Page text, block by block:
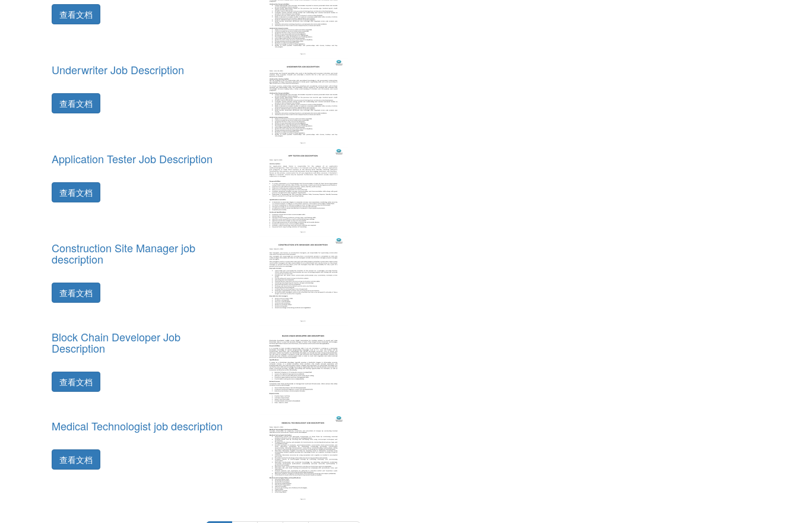
查看文档
Underwriter Job Description
查看文档
Application Tester Job Description
查看文档
Construction Site Manager job
description
查看文档
Block Chain Developer Job
Description
查看文档
Medical Technologist job description
查看文档